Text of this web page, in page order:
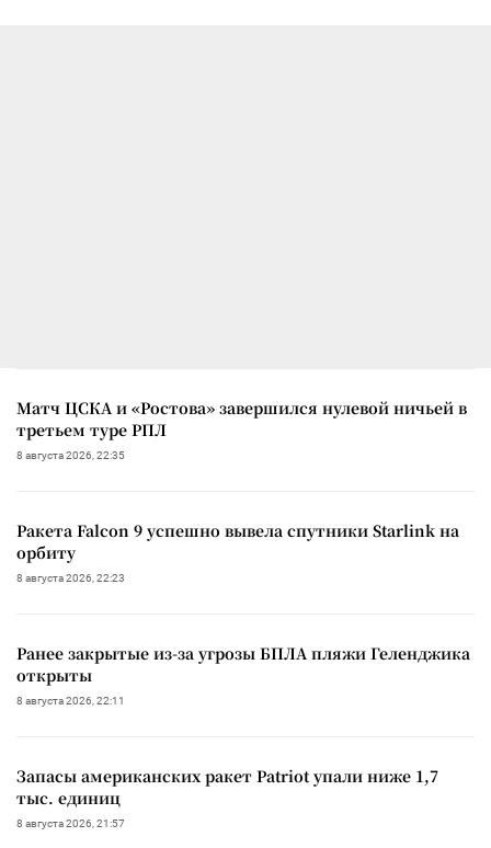
Матч ЦСКА и «Ростова» завершился нулевой ничьей в
третьем туре РПЛ
8 августа 2026, 22:35
Ракета Falcon 9 успешно вывела спутники Starlink на
орбиту
8 августа 2026, 22:23
Ранее закрытые из-за угрозы БПЛА пляжи Геленджика
открыты
8 августа 2026, 22:11
Запасы американских ракет Patriot упали ниже 1,7
тыс. единиц
8 августа 2026, 21:57